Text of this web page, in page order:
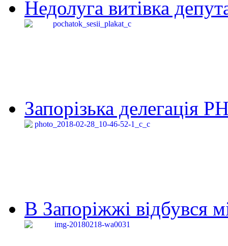
Недолуга витівка
Запорізька делегація
В Запоріжжі відбувся